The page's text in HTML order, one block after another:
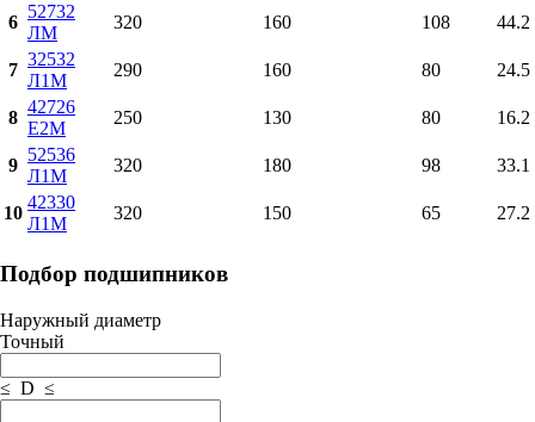
6
52732
ЛМ
320 160 108 44.2
7
32532
Л1М
290 160 80 24.5
8
42726
Е2М
250 130 80 16.2
9
52536
Л1М
320 180 98 33.1
10
42330
Л1М
320 150 65 27.2
Подбор подшипников
Наружный диаметр
Точный
≤ D ≤